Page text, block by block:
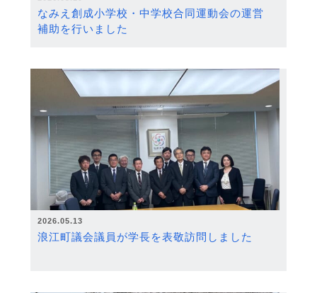
なみえ創成小学校・中学校合同運動会の運営
補助を行いました
2026.05.13
浪江町議会議員が学長を表敬訪問しました